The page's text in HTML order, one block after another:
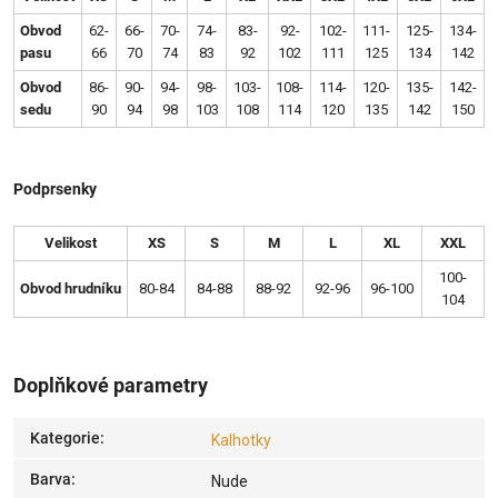
Obvod
pasu
62-
66
66-
70
70-
74
74-
83
83-
92
92-
102
102-
111
111-
125
125-
134
134-
142
Obvod
sedu
86-
90
90-
94
94-
98
98-
103
103-
108
108-
114
114-
120
120-
135
135-
142
142-
150
Podprsenky
Velikost XS S M L XL XXL
Obvod hrudníku 80-84 84-88 88-92 92-96 96-100
100-
104
Doplňkové parametry
Kategorie: Kalhotky
Barva: Nude